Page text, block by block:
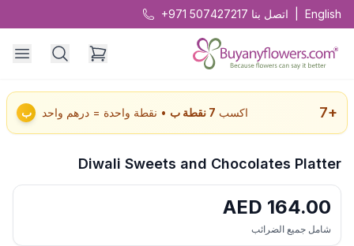
English اتصل بنا +971 507427217
+
7 اكسب 7 نقطة ب • نقطة واحدة = درهم واحد ب
Diwali Sweets and Chocolates Platter
164.00
شامل جميع الضرائب